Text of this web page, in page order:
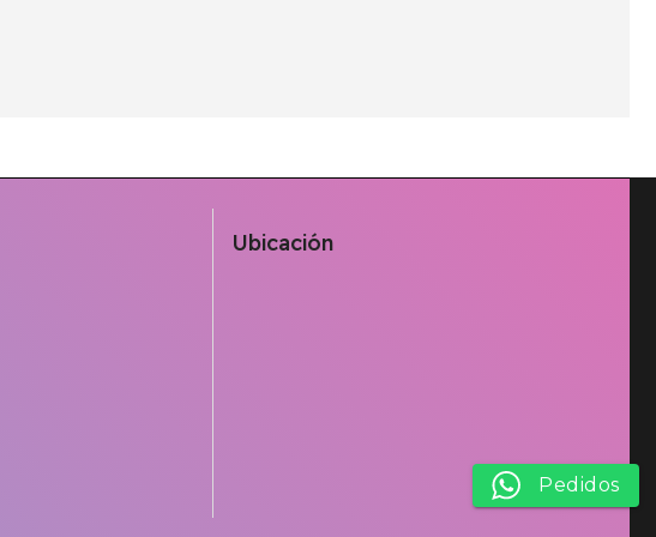
Ubicación
Pedidos